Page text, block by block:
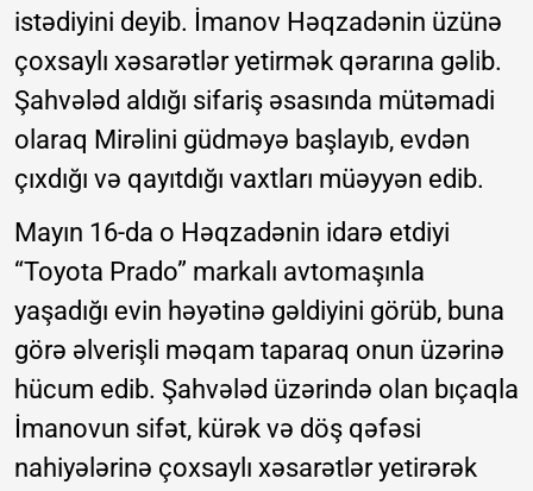
istədiyini deyib. İmanov Həqzadənin üzünə
çoxsaylı xəsarətlər yetirmək qərarına gəlib.
Şahvələd aldığı sifariş əsasında mütəmadi
olaraq Mirəlini güdməyə başlayıb, evdən
çıxdığı və qayıtdığı vaxtları müəyyən edib.
Mayın 16-da o Həqzadənin idarə etdiyi
“Toyota Prado” markalı avtomaşınla
yaşadığı evin həyətinə gəldiyini görüb, buna
görə əlverişli məqam taparaq onun üzərinə
hücum edib. Şahvələd üzərində olan bıçaqla
İmanovun sifət, kürək və döş qəfəsi
nahiyələrinə çoxsaylı xəsarətlər yetirərək